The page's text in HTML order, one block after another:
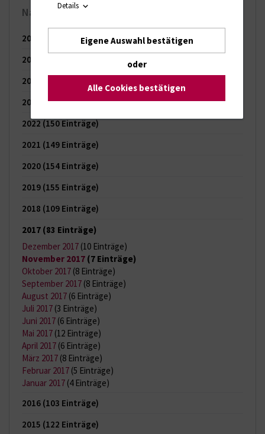
Nachrichten-Archiv
2026
(65 Einträge)
2025
2024
2023
(150 Einträge)
2022 (150 Einträge)
2021 (149 Einträge)
2020 (154 Einträge)
2019 (155 Einträge)
2018 (109 Einträge)
2017 (83 Einträge)
Dezember 2017 (10 Einträge)
November 2017 (7 Einträge)
Oktober 2017 (8 Einträge)
September 2017 (8 Einträge)
August 2017 (6 Einträge)
Juli 2017 (3 Einträge)
Juni 2017 (6 Einträge)
Mai 2017 (12 Einträge)
April 2017 (6 Einträge)
März 2017 (8 Einträge)
Februar 2017 (5 Einträge)
Januar 2017 (4 Einträge)
2016 (103 Einträge)
2015 (122 Einträge)
Details
Eigene Auswahl bestätigen
oder
Alle Cookies bestätigen